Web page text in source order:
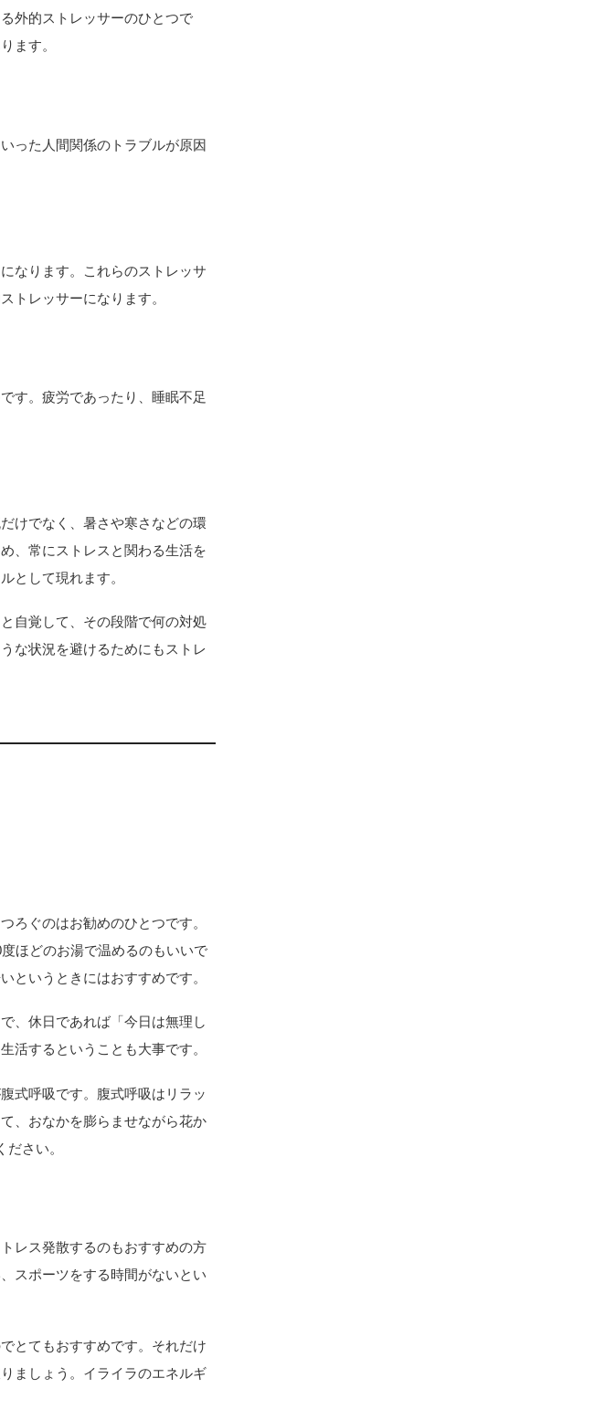
外的ストレッサーのひとつで
ます。
った人間関係のトラブルが原因
なります。これらのストレッサ
トレッサーになります。
す。疲労であったり、睡眠不足
けでなく、暑さや寒さなどの環
、常にストレスと関わる生活を
として現れます。
自覚して、その段階で何の対処
な状況を避けるためにもストレ
ろぐのはお勧めのひとつです。
ほどのお湯で温めるのもいいで
というときにはおすすめです。
、休日であれば「今日は無理し
活するということも大事です。
式呼吸です。腹式呼吸はリラッ
、おなかを膨らませながら花か
さい。
レス発散するのもおすすめの方
スポーツをする時間がないとい
とてもおすすめです。それだけ
ましょう。イライラのエネルギ